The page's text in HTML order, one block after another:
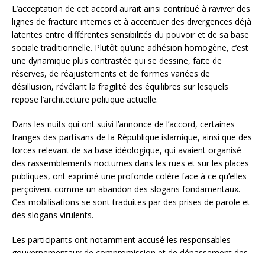
L’acceptation de cet accord aurait ainsi contribué à raviver des
lignes de fracture internes et à accentuer des divergences déjà
latentes entre différentes sensibilités du pouvoir et de sa base
sociale traditionnelle. Plutôt qu’une adhésion homogène, c’est
une dynamique plus contrastée qui se dessine, faite de
réserves, de réajustements et de formes variées de
désillusion, révélant la fragilité des équilibres sur lesquels
repose l’architecture politique actuelle.
Dans les nuits qui ont suivi l’annonce de l’accord, certaines
franges des partisans de la République islamique, ainsi que des
forces relevant de sa base idéologique, qui avaient organisé
des rassemblements nocturnes dans les rues et sur les places
publiques, ont exprimé une profonde colère face à ce qu’elles
perçoivent comme un abandon des slogans fondamentaux.
Ces mobilisations se sont traduites par des prises de parole et
des slogans virulents.
Les participants ont notamment accusé les responsables